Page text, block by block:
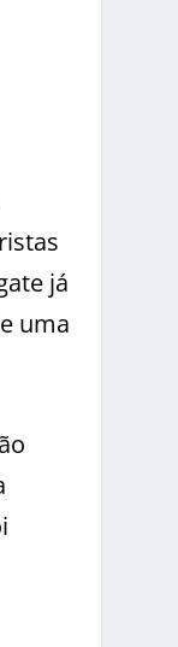
já
uma